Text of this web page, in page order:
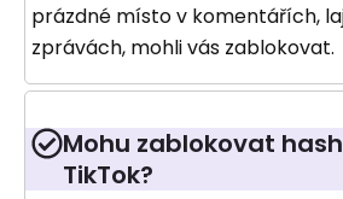
prázdné místo v komentářích,
zprávách, mohli vás zablokovat.
Mohu zablokovat
TikTok?